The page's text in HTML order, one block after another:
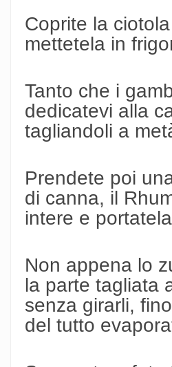
Coprite la
mettetela in
Tanto che i
dedicatevi alla
tagliandoli a
Prendete poi
di canna, il
intere e
Non appena lo
la parte tagliata
senza girarli,
del tutto